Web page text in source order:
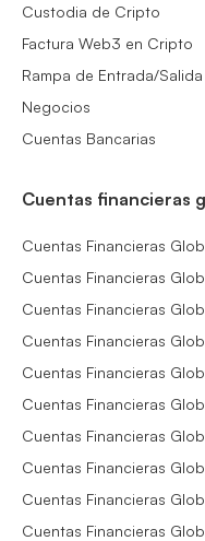
Custodia de Cripto
Factura Web3 en Cripto
Rampa de Entrada/Salida
Negocios
Cuentas Bancarias
Cuentas financieras
Cuentas Financieras
Cuentas Financieras
Cuentas Financieras
Cuentas Financieras
Cuentas Financieras
Cuentas Financieras
Cuentas Financieras
Cuentas Financieras
Cuentas Financieras
Cuentas Financieras